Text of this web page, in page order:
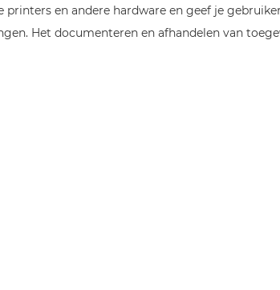
en andere hardware en geef je
Het documenteren en afhandelen van